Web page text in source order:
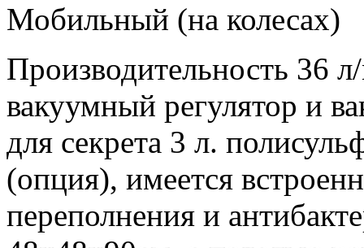
Мобильный (на колесах)
Производительность 36
вакуумный регулятор и
для секрета 3 л.
(опция), имеется
переполнения и